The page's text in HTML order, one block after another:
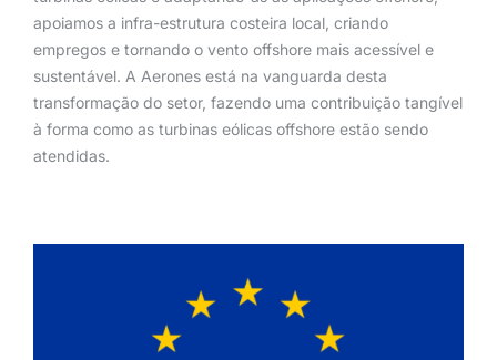
apoiamos a infra-estrutura costeira local, criando
empregos e tornando o vento offshore mais acessível e
sustentável. A Aerones está na vanguarda desta
transformação do setor, fazendo uma contribuição tangível
à forma como as turbinas eólicas offshore estão sendo
atendidas.